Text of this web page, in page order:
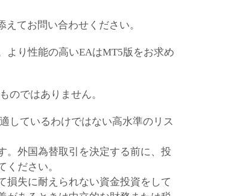
てお問い合わせください。
より性能の高いEAはMT5版をお求め
のではありません。
しているわけではない高水準のリス
。外国為替取引を決定する前に、投
ださい。
損失に耐えられない資金投資をして